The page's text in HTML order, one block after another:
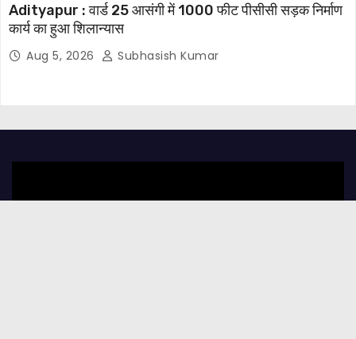
Adityapur : वार्ड 25 आसंगी में 1000 फीट पीसीसी सड़क निर्माण
कार्य का हुआ शिलान्यास
Aug 5, 2026 Subhasish Kumar